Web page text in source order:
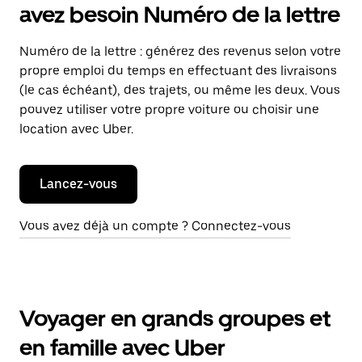
avez besoin Numéro de la lettre
Numéro de la lettre : générez des revenus selon votre
propre emploi du temps en effectuant des livraisons
(le cas échéant), des trajets, ou même les deux. Vous
pouvez utiliser votre propre voiture ou choisir une
location avec Uber.
Lancez-vous
Vous avez déjà un compte ? Connectez-vous
Voyager en grands groupes et
en famille avec Uber